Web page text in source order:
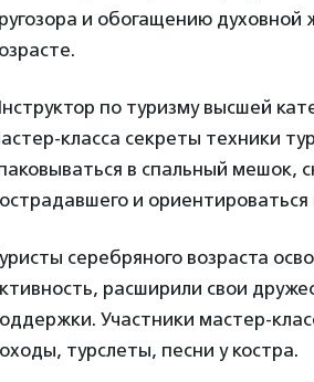
и обогащению
по туризму высшей
класса секреты техники
в спальный мешок,
и ориентироваться
серебряного возраста
расширили свои
Участники мастер-
турслеты, песни у костра.